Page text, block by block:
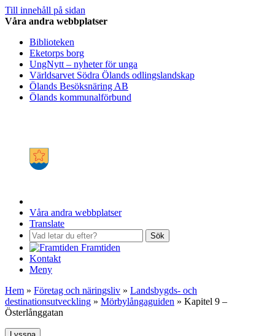
Till innehåll på sidan
Våra andra webbplatser
Biblioteken
Eketorps borg
UngNytt – nyheter för unga
Världsarvet Södra Ölands odlingslandskap
Ölands Besöksnäring AB
Ölands kommunalförbund
Våra andra webbplatser
Translate
Sök
Framtiden
Kontakt
Meny
Hem » Företag och näringsliv » Landsbygds- och
destinationsutveckling » Mörbylångaguiden » Kapitel 9 –
Österlånggatan